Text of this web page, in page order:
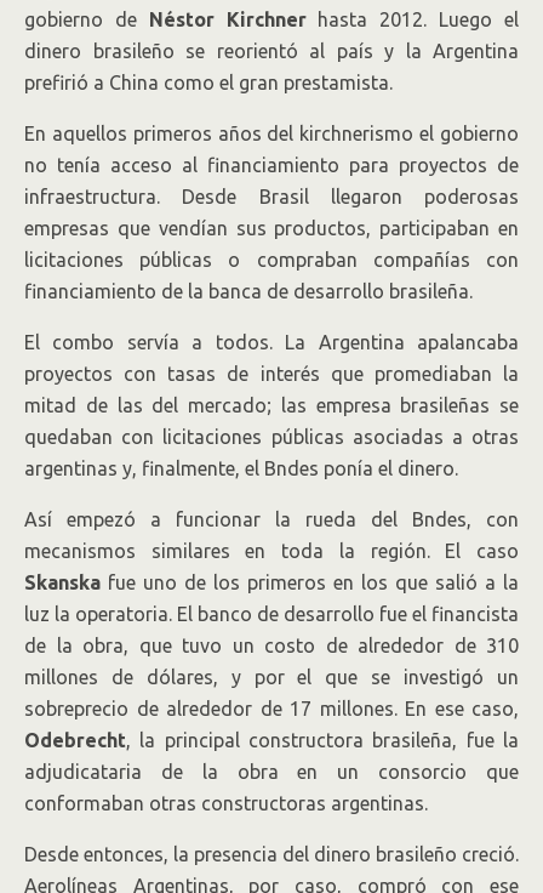
gobierno de Néstor Kirchnerhasta 2012. Luego el
dinero brasileño se reorientó al país y la Argentina
prefirió a China como el gran prestamista.
En aquellos primeros años del kirchnerismo el gobierno
no tenía acceso al financiamiento para proyectos de
infraestructura. Desde Brasil llegaron poderosas
empresas que vendían sus productos, participaban en
licitaciones públicas o compraban compañías con
financiamiento de la banca de desarrollo brasileña.
El combo servía a todos. La Argentina apalancaba
proyectos con tasas de interés que promediaban la
mitad de las del mercado; las empresa brasileñas se
quedaban con licitaciones públicas asociadas a otras
argentinas y, finalmente, el Bndes ponía el dinero.
Así empezó a funcionar la rueda del Bndes, con
mecanismos similares en toda la región. El caso
Skanska fue uno de los primeros en los que salió a la
luz la operatoria. El banco de desarrollo fue el financista
de la obra, que tuvo un costo de alrededor de 310
millones de dólares, y por el que se investigó un
sobreprecio de alrededor de 17 millones. En ese caso,
Odebrecht, la principal constructora brasileña, fue la
adjudicataria de la obra en un consorcio que
conformaban otras constructoras argentinas.
Desde entonces, la presencia del dinero brasileño creció.
Aerolíneas Argentinas, por caso, compró con ese